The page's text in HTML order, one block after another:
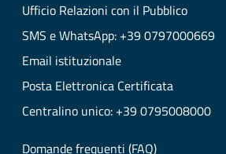
Ufficio Relazioni con il Pubblico
SMS e WhatsApp: +39 0797000669
Email istituzionale
Posta Elettronica Certificata
Centralino unico: +39 0795008000
Domande frequenti (FAQ)